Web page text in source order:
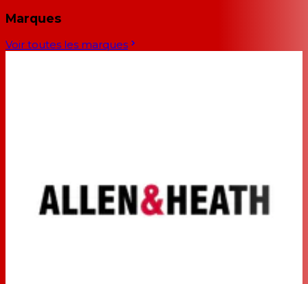
Marques
Voir toutes les marques